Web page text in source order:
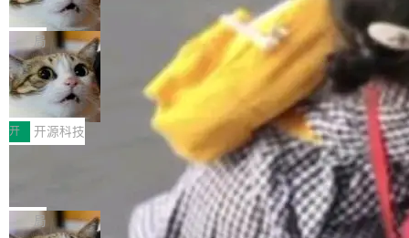
（<a href="https://bugzilla.mozilla.org/show_
bug.cgi?id=204...
orkers 跑了十年 Isolate。用 CEO Matthew Pri
nce 的话说：「我们一生都在用 Isolate 运行代
码，而 AI Agent 不需要容器，它们需要的是 Iso
late。」 容器为什么不合适 容器的问题在于启动
和销毁都太重了。一个 Agent 要执行的任务可能
只需要几毫秒的 CPU 时间，但容器从冷启动到
就绪要花数秒。如果未来有十...
诉讼，称“Apple is getting this wron
g”
上个月，苹果一纸诉状把 OpenAI 告上法庭，指
控其挖角苹果前员工并窃取商业秘密。苹果的诉
状把 OpenAI 描述成一个系统性地从前东家挖
人、套取机密信息的对手。 OpenAI 没发律师
函，也没选择庭外沉默。它在官网贴了一篇博
文，标题只有六个字：Apple is getting this wro
ng。 然后，它把邮件往来和 iMessage 聊天记
录全贴了出来。 他发错人了 苹果外部律师 Gabr
iel Gross 来自 Weil 律所，2 月 23 日下午 5:53
给 OpenAI 总法律顾问 Che Chang 发了封邮
件，附了一封长信，要求 OpenAI 配合调查前苹
局
HUAWEI MatePad Edge上架WorkBu
ddy鸿蒙PC版，说话就能干活的AI办公
搭子
全能AI工作台WorkBuddy鸿蒙PC版上架HUAWE
I MatePad Edge应用市场，直接下载即可使
用，与鸿蒙电脑上的体验一致。值得一提的是，
这是目前市面上唯一支持平板接入WorkBuddy P
C版的产品，搭载“人机双写”重磅功能——你写
你的，AI写AI的，同屏协作互不干扰。一句话让
开 开源科技
FFmpeg 9.0 发布：代号“Lei”，以此纪
全球知名开源多媒体框架 FFmpeg 今天正式发
布了 9.0 版本。这个版本除了带来新一代音视频
局